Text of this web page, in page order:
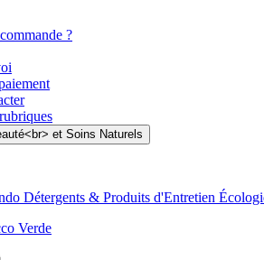
?
Détergents & Produits d'Entretien